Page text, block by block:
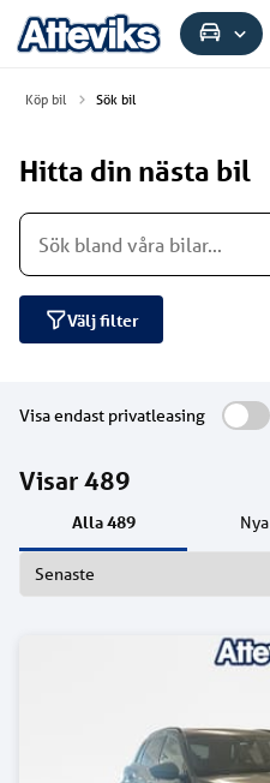
Köp bil Sök bil
Hitta din nästa bil
Välj filter
Visa endast privatleasing
Visar 489
Alla489 Nya